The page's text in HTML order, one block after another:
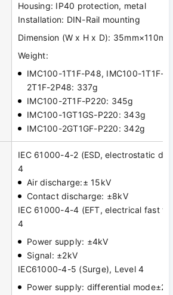
Housing: IP40 protection, metal
Installation: DIN-Rail mounting
Dimension (W x H x D):
Weight:
IMC100-1T1F-P48, IMC100-1T1F-
2T1F-2P48: 337g
IMC100-2T1F-P220: 345g
IMC100-1GT1GS-P220: 343g
IMC100-2GT1GF-P220: 342g
IEC 61000-4-2 (ESD, electrostatic
4
Air discharge:± 15kV
Contact discharge: ±8kV
IEC 61000-4-4 (EFT, electrical fast
4
Power supply: ±4kV
Signal: ±2kV
IEC61000-4-5 (Surge), Level 4
Power supply: differential